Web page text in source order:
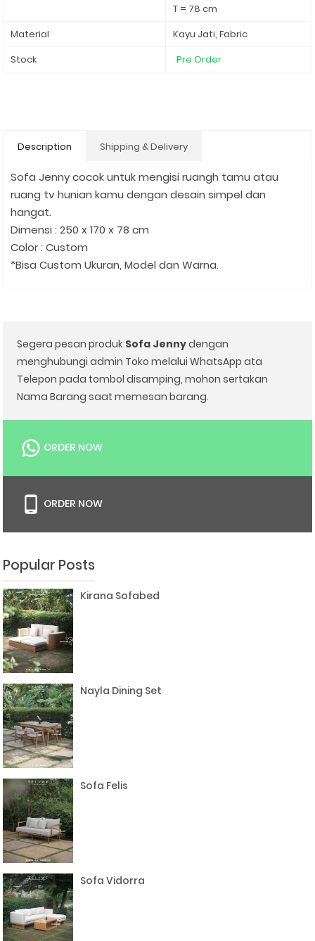
T = 78 cm
Material
Kayu Jati, Fabric
Stock
Pre Order
Description Shipping & Delivery
Sofa Jenny cocok untuk mengisi ruangh tamu atau
ruang tv hunian kamu dengan desain simpel dan
hangat.
Dimensi : 250 x 170 x 78 cm
Color : Custom
*Bisa Custom Ukuran, Model dan Warna.
Segera pesan produk Sofa Jennydengan
menghubungi admin Toko melalui WhatsApp ata
Telepon pada tombol disamping, mohon sertakan
Nama Barang saat memesan barang.
ORDER NOW
ORDER NOW
Popular Posts
Kirana Sofabed
Nayla Dining Set
Sofa Felis
Sofa Vidorra